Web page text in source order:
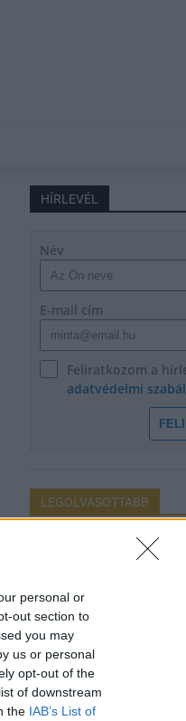
personal or
out section to
you may
us or personal
opt-out of the
of downstream
the IAB’s List of
HÍRLEVÉL
Név
E-mail cím
Feliratkozom a
adatvédelmi
LEGOLVASOTTABB
Aktuális
Újabb